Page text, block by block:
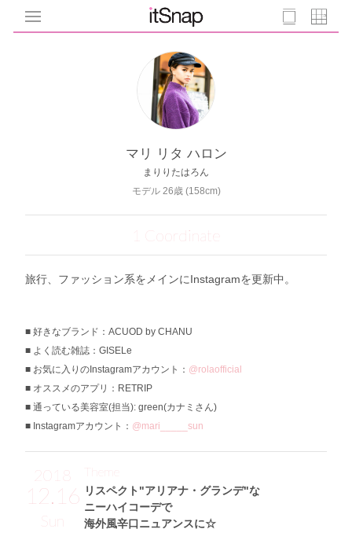
マリ リタ ハロン
まりりたはろん
モデル 26歳 (158cm)
1 Coordinate
旅行、ファッション系をメインにInstagramを更新中。
好きなブランド：ACUOD by CHANU
よく読む雑誌：GISELe
お気に入りのInstagramアカウント： @rolaofficial
オススメのアプリ：RETRIP
通っている美容室(担当): green(カナミさん)
Instagramアカウント： @mari_____sun
2018
12.16
Sun
リスペクト"アリアナ・グランデ"な
ニーハイコーデで
海外風辛口ニュアンスに☆
Theme